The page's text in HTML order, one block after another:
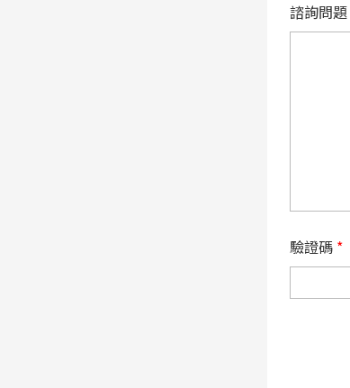
諮詢問題
驗證碼 *